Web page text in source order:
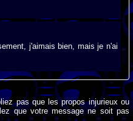
j'aimais bien, mais je n'ai
pas que les propos injurieux ou
que votre message ne soit pas